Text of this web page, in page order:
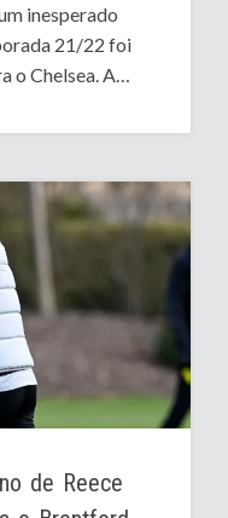
inesperado
21/22 foi
o Chelsea. A…
de Reece